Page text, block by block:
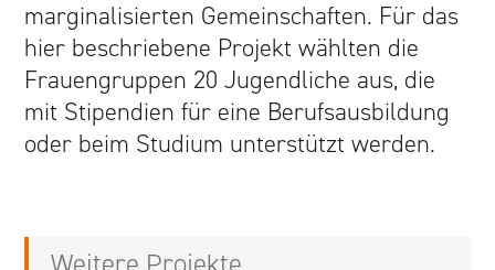
marginalisierten Gemeinschaften. Für das
hier beschriebene Projekt wählten die
Frauengruppen 20 Jugendliche aus, die
mit Stipendien für eine Berufsausbildung
oder beim Studium unterstützt werden.